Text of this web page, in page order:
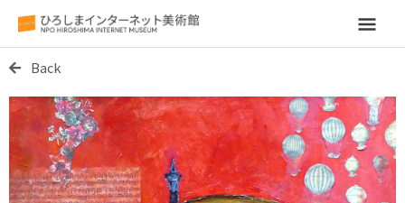
メ
ン
メ
ニ
Back